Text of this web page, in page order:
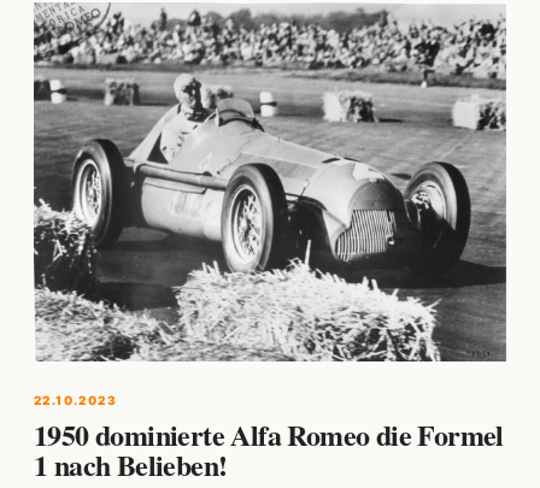
22.10.2023
1950 dominierte Alfa Romeo die Formel
1 nach Belieben!